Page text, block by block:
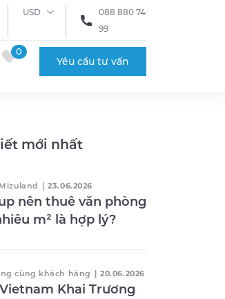
USD
088 880 74
99
0
Yêu cầu tư vấn
mới nhất
23.06.2026
nên thuê văn phòng
m² là hợp lý?
cùng khách hàng 20.06.2026
Khai Trương